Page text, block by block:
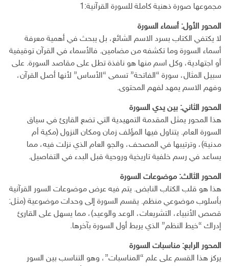
مجموعها صورة ذهنية كاملة للسورة القرآنية:1
المحور الأول: أسماء السورة
لا يكتفي الكتاب بسرد الاسم الشائع، بل يبحث في أهمية معرفة
أسماء السورة وما تكشفه من مضامين. فالأسماء في القرآن توقيفية
أو اجتهادية، وكل اسم منها هو نافذة تطل على مقاصد السورة. على
سبيل المثال، سورة “الفاتحة” تسمى “الأساس” لأنها أصل القرآن،
وفهم الاسم يمهد لفهم المحتوى.
المحور الثاني: بين يدي السورة
هذا المحور يمثل المقدمة التمهيدية التي تضع القارئ في سياق
السورة العام. يتناول فيها المؤلف زمان ومكان النزول (مكية أم
مدنية)، وترتيبها في المصحف، والجو العام الذي نزلت فيه، مما
يساعد في رسم خلفية تاريخية وروحية قبل البدء في التفاصيل.
المحور الثالث: موضوعات السورة
هذا هو قلب الكتاب النابض. يتم فيه عرض موضوعات السور القرآنية
بأسلوب موضوعي منظم. يقسم السورة إلى وحدات موضوعية (مثل:
قصص الأنبياء، التشريعات، الوعد والوعيد)، مما يسهل على القارئ
إدراك “خيط النظم” الذي يربط أول السورة بآخرها.
المحور الرابع: مناسبات السورة
يركز هذا القسم على علم “المناسبات”، وهو التناسب بين السور